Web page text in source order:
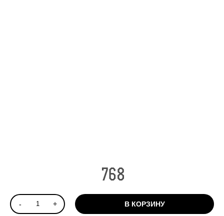
768
- + В КОРЗИНУ